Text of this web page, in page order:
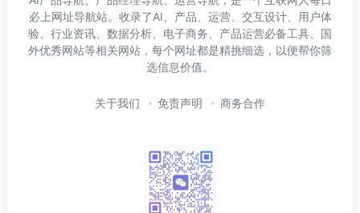
必上网址导航站。收录了AI、产品、运营、交互设计、用户体
验、行业资讯、数据分析、电子商务、产品运营必备工具、国
外优秀网站等相关网站，每个网址都是精挑细选，以便帮你筛
选信息价值。
关于我们 免责声明 商务合作